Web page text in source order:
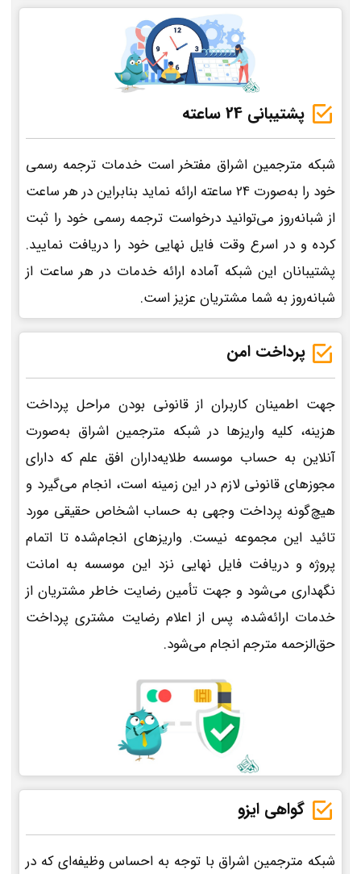
پشتیبانی 24 ساعته
شبکه مترجمین اشراق مفتخر است خدمات ترجمه رسمی
خود را به‌صورت 24 ساعته ارائه نماید بنابراین در هر ساعت
از شبانه‌روز می‌توانید درخواست ترجمه رسمی خود را ثبت
کرده و در اسرع وقت فایل نهایی خود را دریافت نمایید.
پشتیبانان این شبکه آماده ارائه خدمات در هر ساعت از
شبانه‌روز به شما مشتریان عزیز است.
پرداخت امن
جهت اطمینان کاربران از قانونی بودن مراحل پرداخت
هزینه، کلیه واریزها در شبکه مترجمین اشراق به‌صورت
آنلاین به حساب موسسه طلایه‌داران افق علم که دارای
مجوزهای قانونی لازم در این زمینه است، انجام می‌گیرد و
هیچ‌گونه پرداخت وجهی به حساب اشخاص حقیقی مورد
تائید این مجموعه نیست. واریزهای انجام‌شده تا اتمام
پروژه و دریافت فایل نهایی نزد این موسسه به امانت
نگهداری می‌شود و جهت تأمین رضایت خاطر مشتریان از
خدمات ارائه‌شده، پس از اعلام رضایت مشتری پرداخت
حق‌الزحمه مترجم انجام می‌شود.
گواهی ایزو
شبکه مترجمین اشراق با توجه به احساس وظیفه‌ای که در